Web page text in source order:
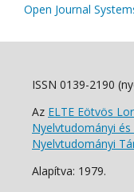
Open Journal
ISSN 0139-2190
Az ELTE Eötvös
Nyelvtudományi
Nyelvtudományi
Alapítva: 1979.